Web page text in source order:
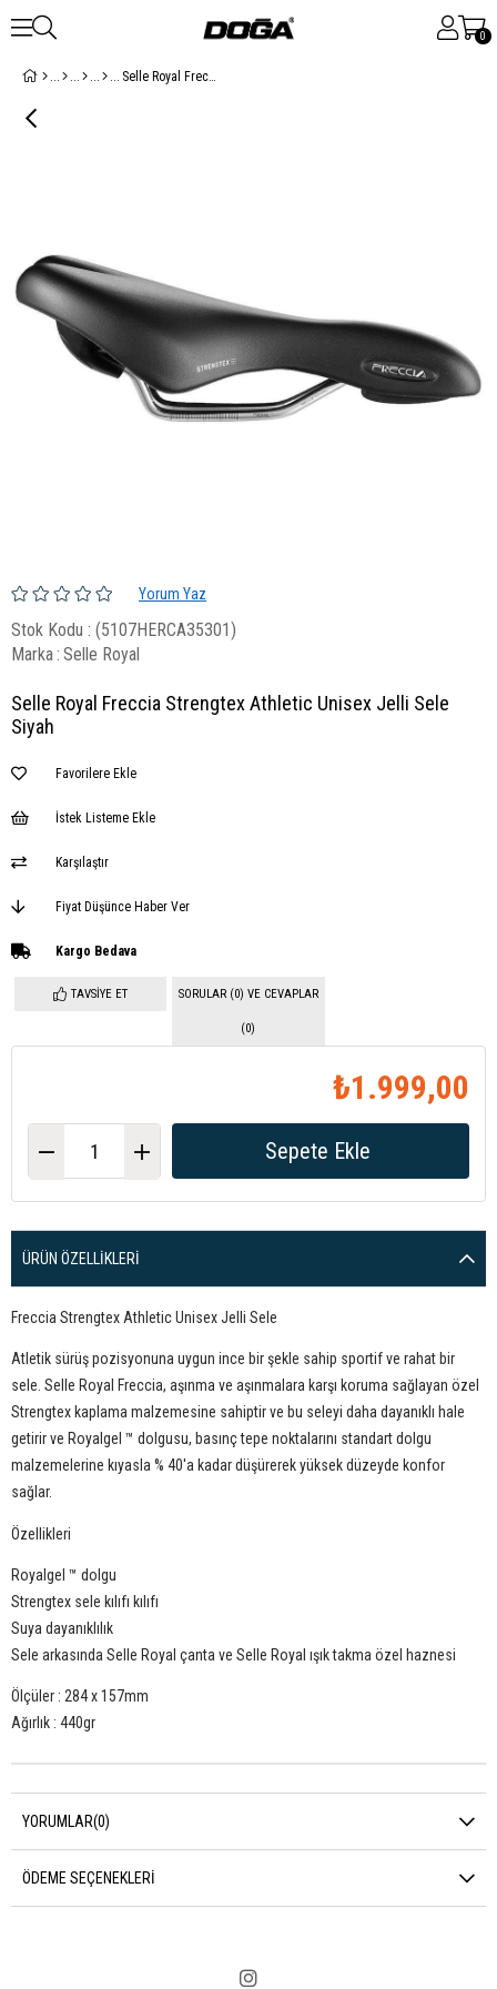
0
Selle Royal Freccia Strengtex Athletic Unisex Jelli Sele Siyah
Yorum Yaz
Stok Kodu
(5107HERCA35301)
Marka: Selle Royal
Selle Royal Freccia Strengtex Athletic Unisex Jelli Sele
Siyah
Favorilere Ekle
İstek Listeme Ekle
Karşılaştır
Fiyat Düşünce Haber Ver
Kargo Bedava
TAVSIYE ET SORULAR (0) VE CEVAPLAR
(0)
₺1.999,00
ÜRÜN ÖZELLIKLERI
Freccia Strengtex Athletic Unisex Jelli Sele
Atletik sürüş pozisyonuna uygun ince bir şekle sahip sportif ve rahat bir
sele. Selle Royal Freccia, aşınma ve aşınmalara karşı koruma sağlayan özel
Strengtex kaplama malzemesine sahiptir ve bu seleyi daha dayanıklı hale
getirir ve Royalgel ™ dolgusu, basınç tepe noktalarını standart dolgu
malzemelerine kıyasla % 40'a kadar düşürerek yüksek düzeyde konfor
sağlar.
Özellikleri
Royalgel ™ dolgu
Strengtex sele kılıfı kılıfı
Suya dayanıklılık
Sele arkasında Selle Royal çanta ve Selle Royal ışık takma özel haznesi
Ölçüler : 284 x 157mm
Ağırlık : 440gr
YORUMLAR(0)
ÖDEME SEÇENEKLERI